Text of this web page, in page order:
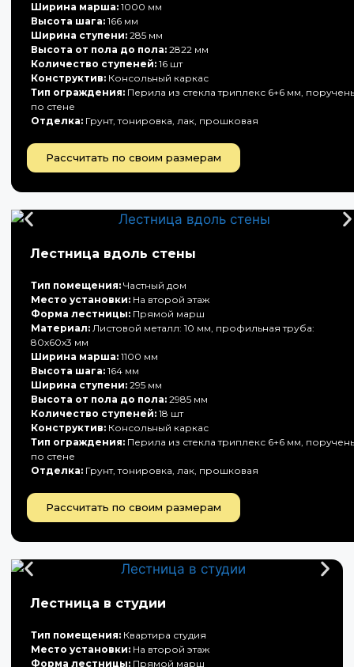
Ширина марша: 1000 мм
Высота шага: 166 мм
Ширина ступени: 285 мм
Высота от пола до пола: 2822 мм
Количество ступеней: 16 шт
Конструктив: Консольный каркас
Тип ограждения: Перила из стекла триплекс 6+6 мм, поручень
по стене
Отделка: Грунт, тонировка, лак, прошковая
Рассчитать по своим размерам
Лестница вдоль стены
Тип помещения: Частный дом
Место установки: На второй этаж
Форма лестницы: Прямой марш
Материал: Листовой металл: 10 мм, профильная труба:
80х60х3 мм
Ширина марша: 1100 мм
Высота шага: 164 мм
Ширина ступени: 295 мм
Высота от пола до пола: 2985 мм
Количество ступеней: 18 шт
Конструктив: Консольный каркас
Тип ограждения: Перила из стекла триплекс 6+6 мм, поручень
по стене
Отделка: Грунт, тонировка, лак, прошковая
Рассчитать по своим размерам
Лестница в студии
Тип помещения: Квартира студия
Место установки: На второй этаж
Форма лестницы: Прямой марш